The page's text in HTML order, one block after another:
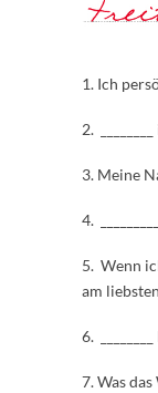
1. Ich
2.
3. Meine
4.
5. Wenn
am liebsten
6.
7. Was